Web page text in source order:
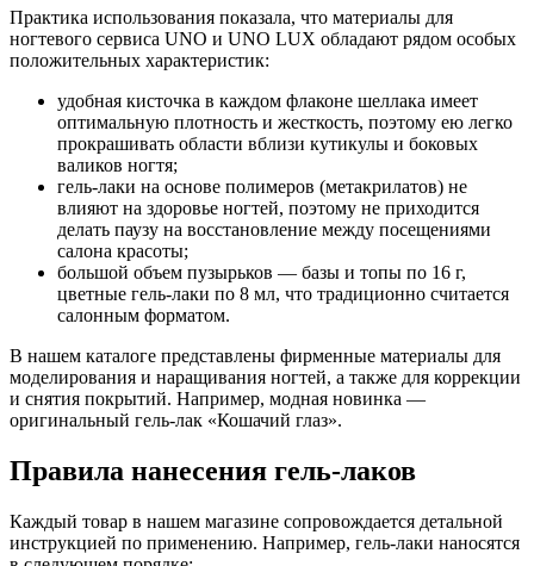
Практика использования показала, что материалы для
ногтевого сервиса UNO и UNO LUX обладают рядом особых
положительных характеристик:
удобная кисточка в каждом флаконе шеллака имеет
оптимальную плотность и жесткость, поэтому ею легко
прокрашивать области вблизи кутикулы и боковых
валиков ногтя;
гель-лаки на основе полимеров (метакрилатов) не
влияют на здоровье ногтей, поэтому не приходится
делать паузу на восстановление между посещениями
салона красоты;
большой объем пузырьков — базы и топы по 16 г,
цветные гель-лаки по 8 мл, что традиционно считается
салонным форматом.
В нашем каталоге представлены фирменные материалы для
моделирования и наращивания ногтей, а также для коррекции
и снятия покрытий. Например, модная новинка —
оригинальный гель-лак «Кошачий глаз».
Правила нанесения гель-лаков
Каждый товар в нашем магазине сопровождается детальной
инструкцией по применению. Например, гель-лаки наносятся